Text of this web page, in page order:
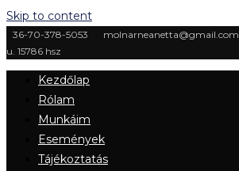
Skip to content
36-70-378-5053 molnarneanetta@gmail.com
u. 15786 hsz
Kezdőlap
Rólam
Munkáim
Események
Tájékoztatás